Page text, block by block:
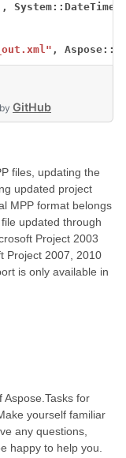
,
GitHub
files, updating the
updated project
MPP format belongs
updated through
Project 2003
Project 2007, 2010
is only available in
for
yourself familiar
any questions,
happy to help you.